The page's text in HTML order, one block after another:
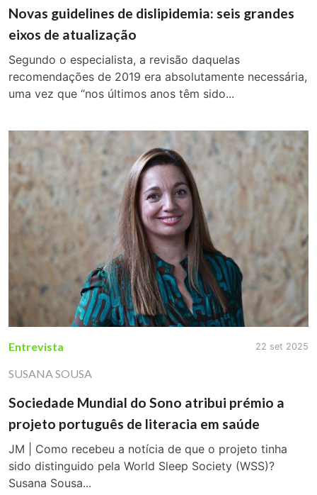
Novas guidelines de dislipidemia: seis grandes
eixos de atualização
Segundo o especialista, a revisão daquelas
recomendações de 2019 era absolutamente necessária,
uma vez que “nos últimos anos têm sido...
Entrevista 22 set 2025
SUSANA SOUSA
Sociedade Mundial do Sono atribui prémio a
projeto português de literacia em saúde
JM | Como recebeu a notícia de que o projeto tinha
sido distinguido pela World Sleep Society (WSS)?
Susana Sousa...